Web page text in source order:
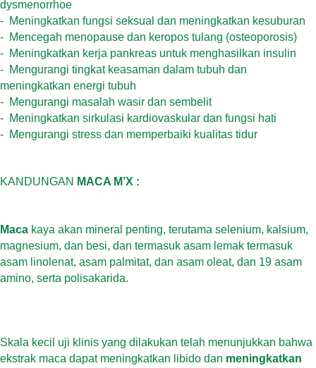
dysmenorrhoe
- Meningkatkan fungsi seksual dan meningkatkan kesuburan
- Mencegah menopause dan keropos tulang (osteoporosis)
- Meningkatkan kerja pankreas untuk menghasilkan insulin
- Mengurangi tingkat keasaman dalam tubuh dan
meningkatkan energi tubuh
- Mengurangi masalah wasir dan sembelit
- Meningkatkan sirkulasi kardiovaskular dan fungsi hati
- Mengurangi stress dan memperbaiki kualitas tidur
KANDUNGAN MACA M’X :
Maca kaya akan mineral penting, terutama selenium, kalsium,
magnesium, dan besi, dan termasuk asam lemak termasuk
asam linolenat, asam palmitat, dan asam oleat, dan 19 asam
amino, serta polisakarida.
Skala kecil uji klinis yang dilakukan telah menunjukkan bahwa
ekstrak maca dapat meningkatkan libido dan meningkatkan